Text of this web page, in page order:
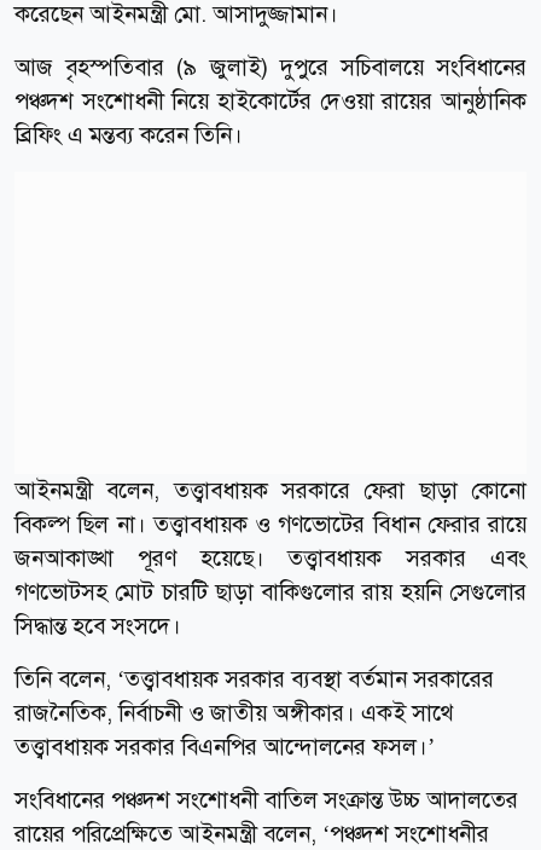
করেছেন আইনমন্ত্রী মো. আসাদুজ্জামান।
আজ বৃহস্পতিবার (৯ জুলাই) দুপুরে সচিবালয়ে সংবিধানের
পঞ্চদশ সংশোধনী নিয়ে হাইকোর্টের দেওয়া রায়ের আনুষ্ঠানিক
ব্রিফিং এ মন্তব্য করেন তিনি।
আইনমন্ত্রী বলেন, তত্ত্বাবধায়ক সরকারে ফেরা ছাড়া কোনো
বিকল্প ছিল না। তত্ত্বাবধায়ক ও গণভোটের বিধান ফেরার রায়ে
জনআকাঙ্খা পূরণ হয়েছে। তত্ত্বাবধায়ক সরকার এবং
গণভোটসহ মোট চারটি ছাড়া বাকিগুলোর রায় হয়নি সেগুলোর
সিদ্ধান্ত হবে সংসদে।
তিনি বলেন, ‘তত্ত্বাবধায়ক সরকার ব্যবস্থা বর্তমান সরকারের
রাজনৈতিক, নির্বাচনী ও জাতীয় অঙ্গীকার। একই সাথে
তত্ত্বাবধায়ক সরকার বিএনপির আন্দোলনের ফসল।’
সংবিধানের পঞ্চদশ সংশোধনী বাতিল সংক্রান্ত উচ্চ আদালতের
রায়ের পরিপ্রেক্ষিতে আইনমন্ত্রী বলেন, ‘পঞ্চদশ সংশোধনীর